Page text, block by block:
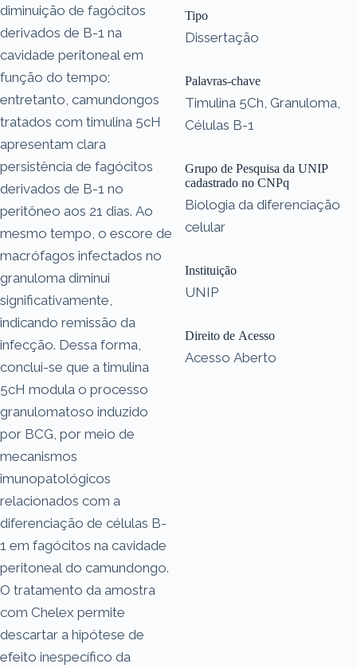
diminuição de fagócitos
derivados de B-1 na
cavidade peritoneal em
função do tempo;
entretanto, camundongos
tratados com timulina 5cH
apresentam clara
persistência de fagócitos
derivados de B-1 no
peritôneo aos 21 dias. Ao
mesmo tempo, o escore de
macrófagos infectados no
granuloma diminui
significativamente,
indicando remissão da
infecção. Dessa forma,
conclui-se que a timulina
5cH modula o processo
granulomatoso induzido
por BCG, por meio de
mecanismos
imunopatológicos
relacionados com a
diferenciação de células B-
1 em fagócitos na cavidade
peritoneal do camundongo.
O tratamento da amostra
com Chelex permite
descartar a hipótese de
efeito inespecífico da
Tipo
Dissertação
Palavras-chave
Timulina 5Ch, Granuloma,
Células B-1
Grupo de Pesquisa da UNIP
cadastrado no CNPq
Biologia da diferenciação
celular
Instituição
UNIP
Direito de Acesso
Acesso Aberto